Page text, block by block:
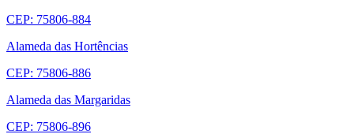
CEP: 75806-884
Alameda das Hortências
CEP: 75806-886
Alameda das Margaridas
CEP: 75806-896